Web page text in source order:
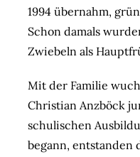
1994 übernahm,
Schon damals
Zwiebeln als
Mit der Familie
Christian Anzböck
schulischen
begann, entstanden